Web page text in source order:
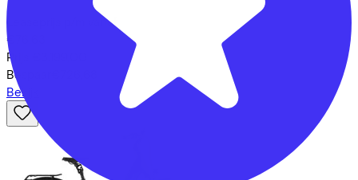
Leaseprijs p/m vanaf
€76,63
Prijs
Bespaar
Bekijk